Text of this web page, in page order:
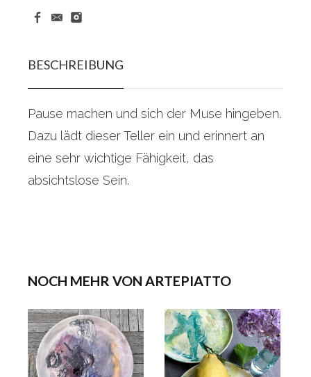
BESCHREIBUNG
Pause machen und sich der Muse hingeben.
Dazu lädt dieser Teller ein und erinnert an
eine sehr wichtige Fähigkeit, das
absichtslose Sein.
NOCH MEHR VON ARTEPIATTO